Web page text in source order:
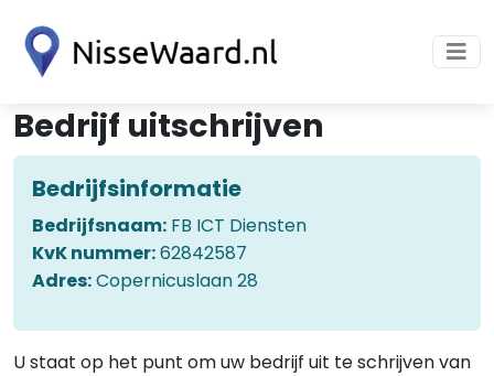
Bedrijf uitschrijven
Bedrijfsinformatie
Bedrijfsnaam: FB ICT Diensten
KvK nummer:62842587
Adres:Copernicuslaan 28
U staat op het punt om uw bedrijf uit te schrijven van